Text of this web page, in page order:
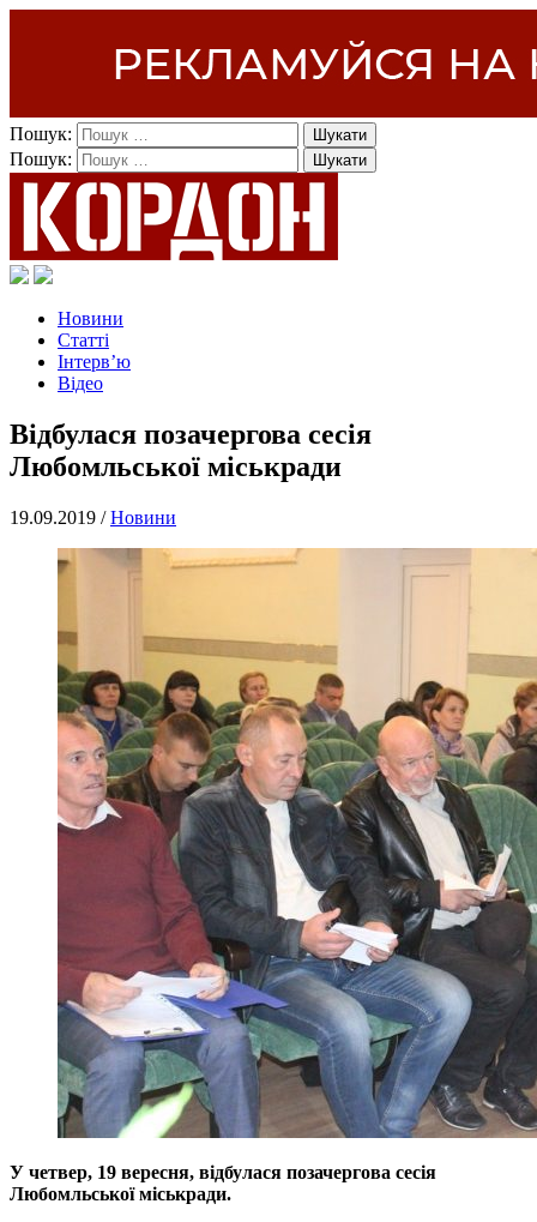
Пошук:
Пошук:
Новини
Статті
Інтерв’ю
Відео
Відбулася позачергова сесія
Любомльської міськради
19.09.2019 /Новини
У четвер, 19 вересня, відбулася позачергова сесія
Любомльської міськради.